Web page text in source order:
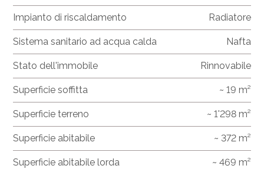
Impianto di riscaldamento Radiatore
Sistema sanitario ad acqua calda Nafta
Stato dell'immobile Rinnovabile
Superficie soffitta ~ 19 m²
Superficie terreno ~ 1'298 m²
Superficie abitabile ~ 372 m²
Superficie abitabile lorda ~ 469 m²